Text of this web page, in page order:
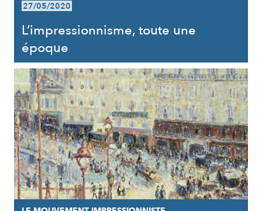
27/05/2020
L’impressionnisme, toute une
époque